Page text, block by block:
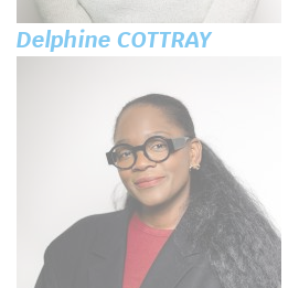
Delphine COTTRAY